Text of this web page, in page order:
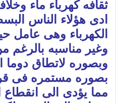
ثقافه كهرباء ماء
ادى هؤلاء الناس
الكهرباء وهى عامل
وغير مناسبه بالرغم
وبصوره لاتطاق
بصوره مستمره فى
مما يؤدى الى انقطاع